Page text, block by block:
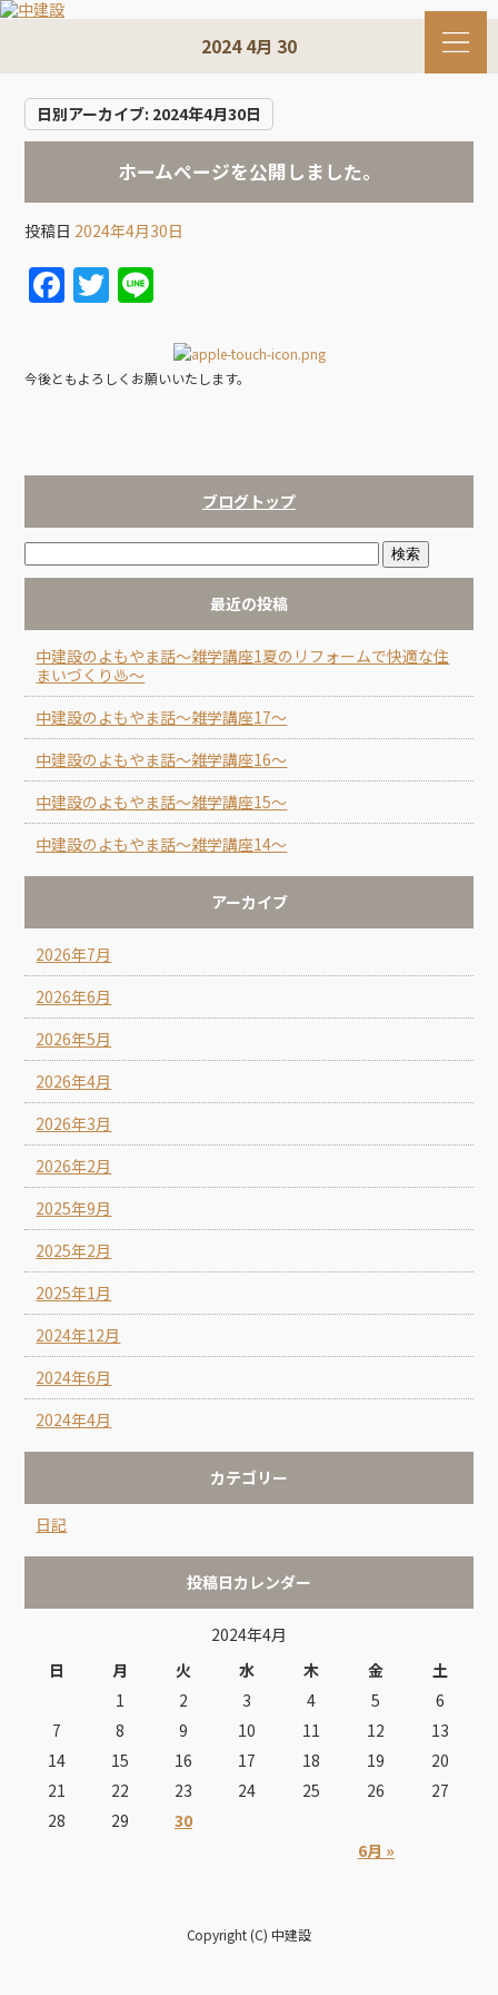
2024 4月 30
日別アーカイブ: 2024年4月30日
ホームページを公開しました。
投稿日 2024年4月30日
F
a
e
o
k
T
w
er
e
今後ともよろしくお願いいたします。
ブログトップ
最近の投稿
中建設のよもやま話～雑学講座1夏のリフォームで快適な住
まいづくり♨～
中建設のよもやま話～雑学講座17～
中建設のよもやま話～雑学講座16～
中建設のよもやま話～雑学講座15～
中建設のよもやま話～雑学講座14～
アーカイブ
2026年7月
2026年6月
2026年5月
2026年4月
2026年3月
2026年2月
2025年9月
2025年2月
2025年1月
2024年12月
2024年6月
2024年4月
カテゴリー
日記
投稿日カレンダー
2024年4月
日
月 火 水 木 金 土
6月 »
1 2 3 4 5
6
7
8 9 10 11 12
13
14
15 16 17 18 19
20
21
22 23 24 25 26
27
28
29 30
Copyright (C) 中建設